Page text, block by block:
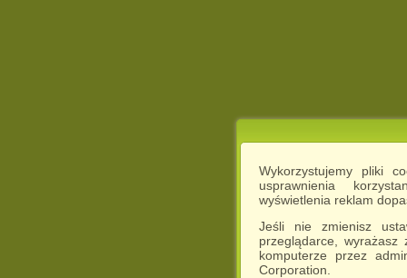
Wykorzystujemy pliki
usprawnienia
wyświetlenia reklam
Jeśli nie zmienisz
przeglądarce,
komputerze przez
Corporation.